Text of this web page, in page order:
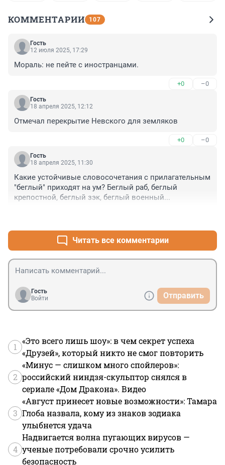
КОММЕНТАРИИ 107
Гость
12 июля 2025, 17:29
Мораль: не пейте с иностранцами.
+0 –0
Гость
18 апреля 2025, 12:12
Отмечал перекрытие Невского для земляков
+0 –0
Гость
18 апреля 2025, 11:30
Какие устойчивые словосочетания с прилагательным
"беглый" приходят на ум? Беглый раб, беглый
крепостной, беглый зэк, беглый военный...
Читать все комментарии
Гость
Войти
Отправить
1
«Это всего лишь шоу»: в чем секрет успеха
«Друзей», который никто не смог повторить
2
«Минус — слишком много спойлеров»:
российский ниндзя-скульптор снялся в
сериале «Дом Дракона». Видео
3
«Август принесет новые возможности»: Тамара
Глоба назвала, кому из знаков зодиака
улыбнется удача
4
Надвигается волна пугающих вирусов —
ученые потребовали срочно усилить
безопасность